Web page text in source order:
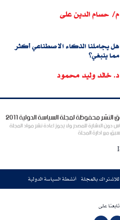
م/ حسام الدين على
هل يجاملنا الذكاء الاصطناعي أكثر
مما ينبغي؟
د. خالد وليد محمود
للاشتراك بالمجلة أنشطة السياسة الدولية
تابعنا على